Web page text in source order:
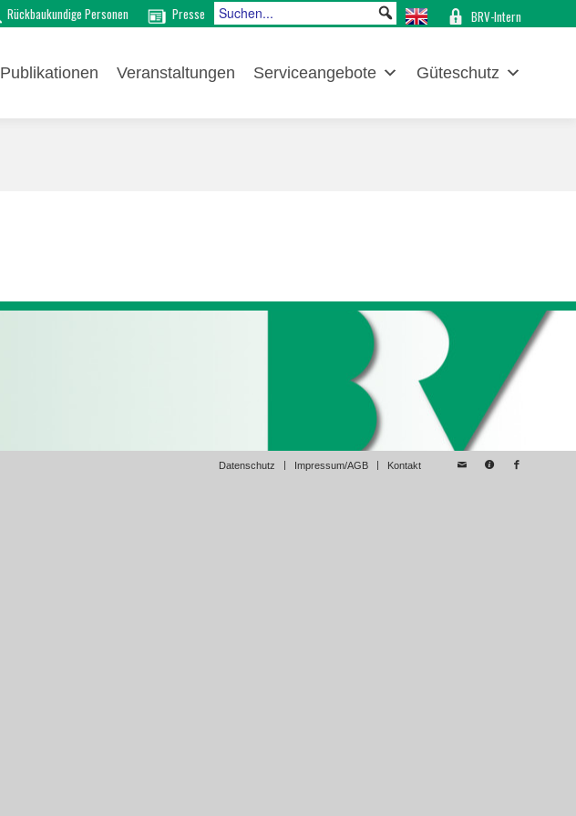
Rückbaukundige Personen Presse BRV-Intern
Publikationen Veranstaltungen Serviceangebote Güteschutz
Datenschutz Impressum/AGB Kontakt